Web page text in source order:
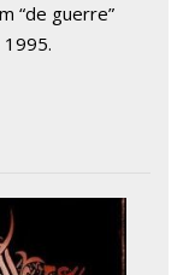
“de guerre”